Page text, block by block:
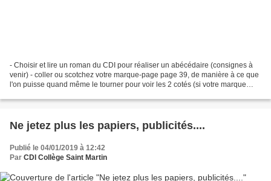
- Choisir et lire un roman du CDI pour réaliser un abécédaire (consignes à
venir) - coller ou scotchez votre marque-page page 39, de manière à ce que
l'on puisse quand même le tourner pour voir les 2 cotés (si votre marque
Ne jetez plus les papiers, publicités....
Publié le 04/01/2019 à 12:42
Par CDI Collège Saint Martin